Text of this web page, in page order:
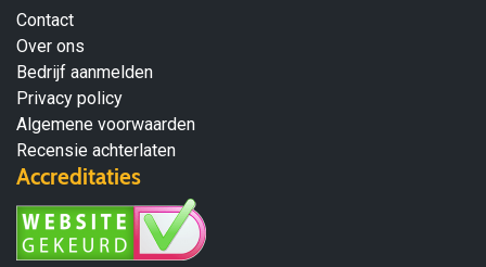
Contact
Over ons
Bedrijf aanmelden
Privacy policy
Algemene voorwaarden
Recensie achterlaten
Accreditaties